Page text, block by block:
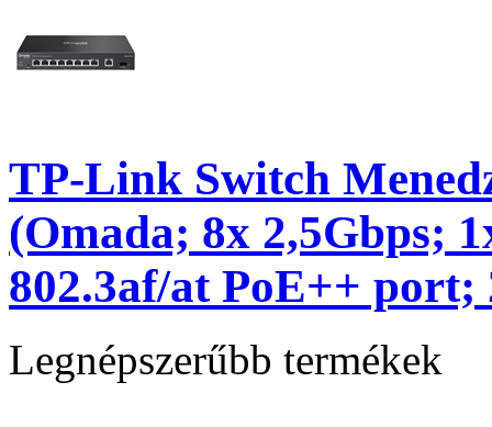
TP-Link Switch
(Omada; 8x 2,5Gbps;
802.3af/at PoE++ port;
Legnépszerűbb termékek